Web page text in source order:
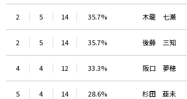
2 5 14 35.7% 木龍 七瀬
2 5 14 35.7% 後藤 三知
4 4 12 33.3% 阪口 夢穂
5 4 14 28.6% 杉田 亜未